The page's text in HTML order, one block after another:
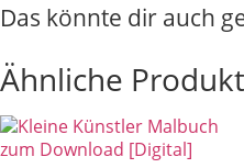
Das könnte dir auch
Ähnliche